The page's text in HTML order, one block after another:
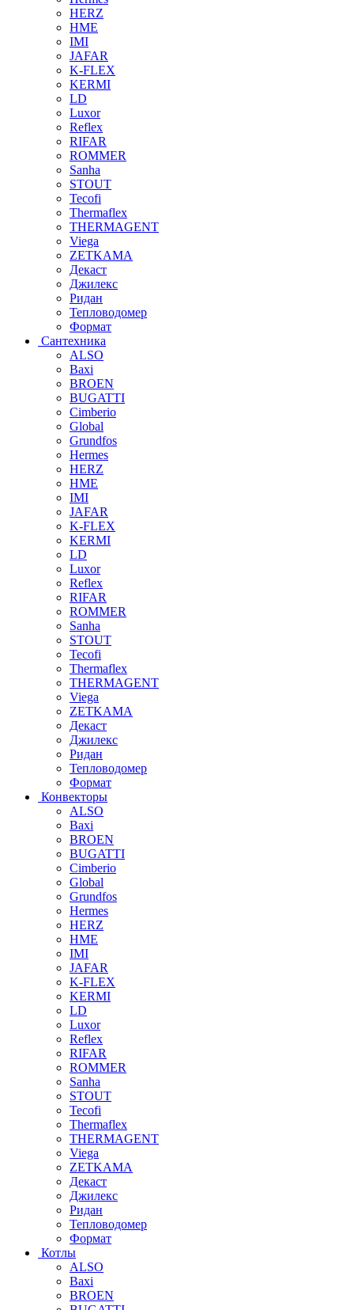
HERZ
HME
IMI
JAFAR
K-FLEX
KERMI
LD
Luxor
Reflex
RIFAR
ROMMER
Sanha
STOUT
Tecofi
Thermaflex
THERMAGENT
Viega
ZETKAMA
Декаст
Джилекс
Ридан
Тепловодомер
Формат
Сантехника
ALSO
Baxi
BROEN
BUGATTI
Cimberio
Global
Grundfos
Hermes
HERZ
HME
IMI
JAFAR
K-FLEX
KERMI
LD
Luxor
Reflex
RIFAR
ROMMER
Sanha
STOUT
Tecofi
Thermaflex
THERMAGENT
Viega
ZETKAMA
Декаст
Джилекс
Ридан
Тепловодомер
Формат
Конвекторы
ALSO
Baxi
BROEN
BUGATTI
Cimberio
Global
Grundfos
Hermes
HERZ
HME
IMI
JAFAR
K-FLEX
KERMI
LD
Luxor
Reflex
RIFAR
ROMMER
Sanha
STOUT
Tecofi
Thermaflex
THERMAGENT
Viega
ZETKAMA
Декаст
Джилекс
Ридан
Тепловодомер
Формат
Котлы
ALSO
Baxi
BROEN